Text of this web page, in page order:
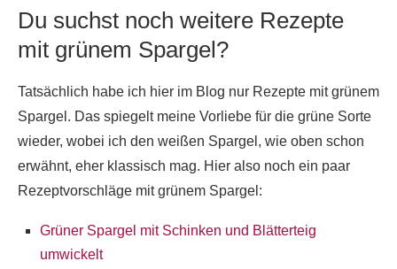
Du suchst noch weitere Rezepte
mit grünem Spargel?
Tatsächlich habe ich hier im Blog nur Rezepte mit grünem
Spargel. Das spiegelt meine Vorliebe für die grüne Sorte
wieder, wobei ich den weißen Spargel, wie oben schon
erwähnt, eher klassisch mag. Hier also noch ein paar
Rezeptvorschläge mit grünem Spargel:
Grüner Spargel mit Schinken und Blätterteig
umwickelt